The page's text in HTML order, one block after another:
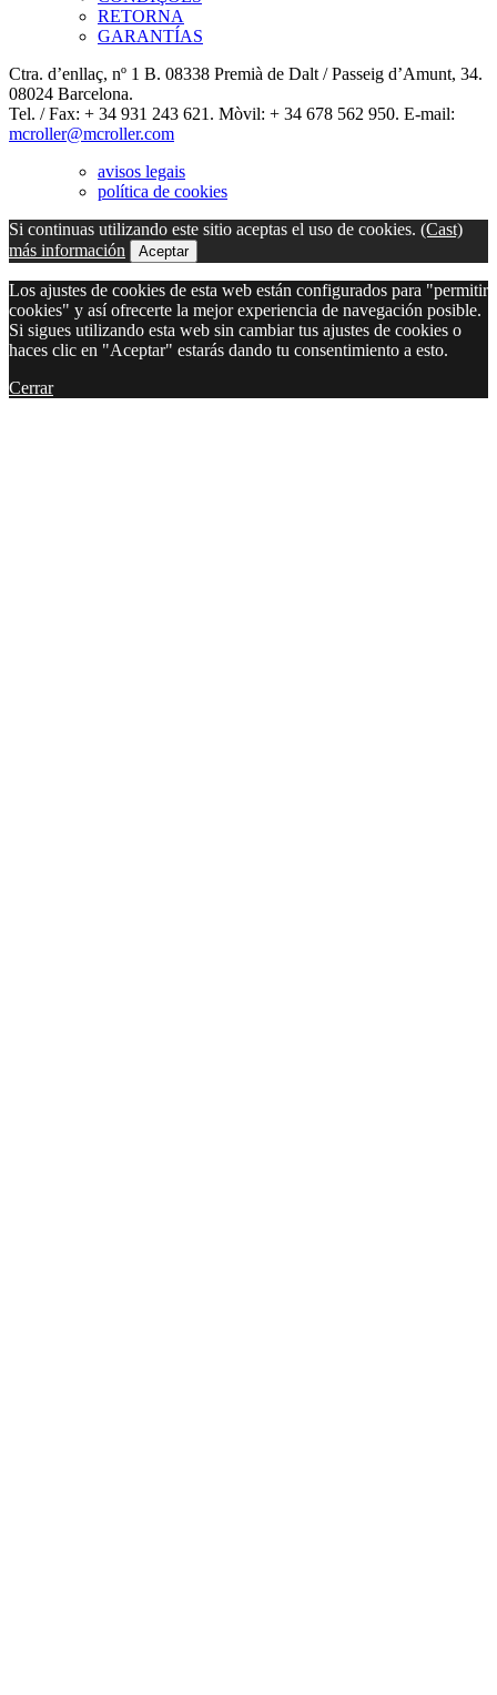
RETORNA
GARANTÍAS
Ctra. d’enllaç, nº 1 B. 08338 Premià de Dalt / Passeig d’Amunt, 34.
08024 Barcelona.
Tel. / Fax: + 34 931 243 621. Mòvil: + 34 678 562 950. E-mail:
mcroller@mcroller.com
avisos legais
política de cookies
Si continuas utilizando este sitio aceptas el uso de cookies. (Cast)
más información
Aceptar
Los ajustes de cookies de esta web están configurados para "permitir
cookies" y así ofrecerte la mejor experiencia de navegación posible.
Si sigues utilizando esta web sin cambiar tus ajustes de cookies o
haces clic en "Aceptar" estarás dando tu consentimiento a esto.
Cerrar